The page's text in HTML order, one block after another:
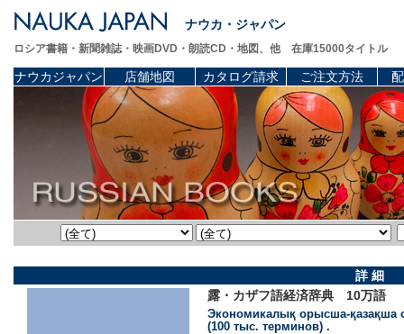
ナウカ・ジャパン
ロシア書籍・新聞雑誌・映画DVD・朗読CD・地図、他 在庫15000タイトル
ナウカジャパン 店舗地図 カタログ請求 ご注文方法
詳 細
露・カザフ語経済辞典 10万語
Экономикалық орысша-қазақша
(100 тыс. терминов) .